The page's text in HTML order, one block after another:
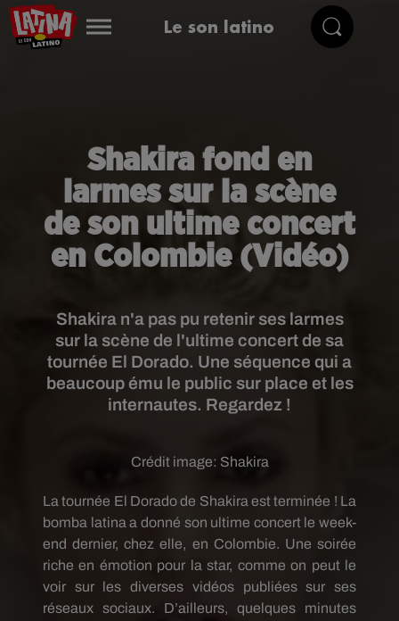
Le son latino
Shakira fond en
larmes sur la scène
de son ultime concert
en Colombie (Vidéo)
Shakira n'a pas pu retenir ses larmes
sur la scène de l'ultime concert de sa
tournée El Dorado. Une séquence qui a
beaucoup ému le public sur place et les
internautes. Regardez !
Crédit image: Shakira
La tournée El Doradode Shakira est terminée ! La
bomba latina a donné son ultime concert le week-
end dernier, chez elle, en Colombie. Une soirée
riche en émotion pour la star, comme on peut le
voir sur les diverses vidéos publiées sur ses
réseaux sociaux.
D’ailleurs, quelques minutes